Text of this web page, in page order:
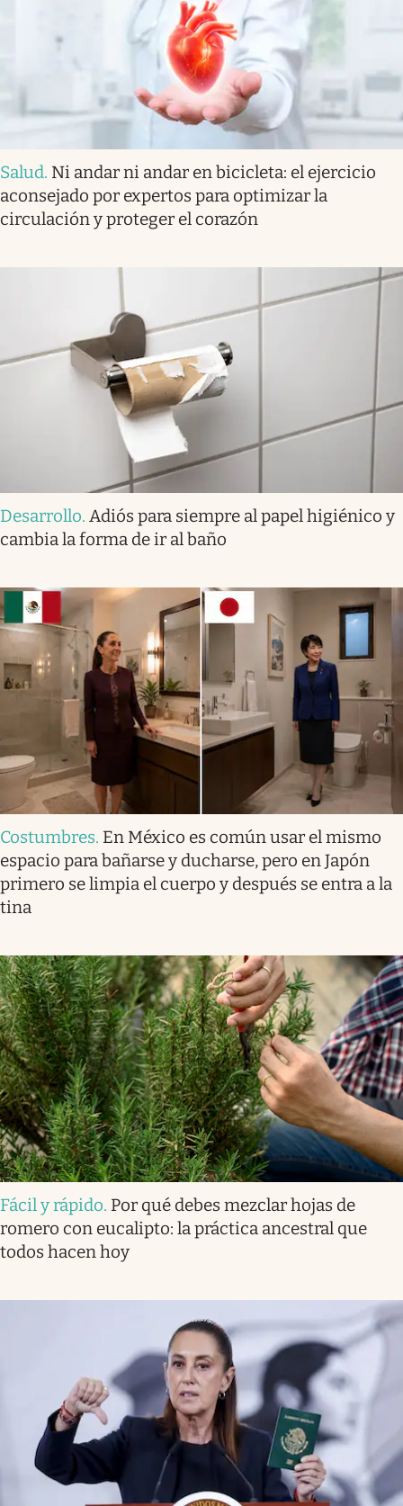
Salud. Ni andar ni andar en bicicleta: el ejercicio
aconsejado por expertos para optimizar la
circulación y proteger el corazón
Desarrollo. Adiós para siempre al papel higiénico y
cambia la forma de ir al baño
Costumbres. En México es común usar el mismo
espacio para bañarse y ducharse, pero en Japón
primero se limpia el cuerpo y después se entra a la
tina
Fácil y rápido. Por qué debes mezclar hojas de
romero con eucalipto: la práctica ancestral que
todos hacen hoy